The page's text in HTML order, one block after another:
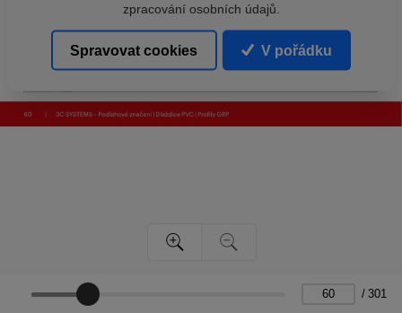
/ 301
zpracování osobních údajů.
Spravovat cookies V pořádku